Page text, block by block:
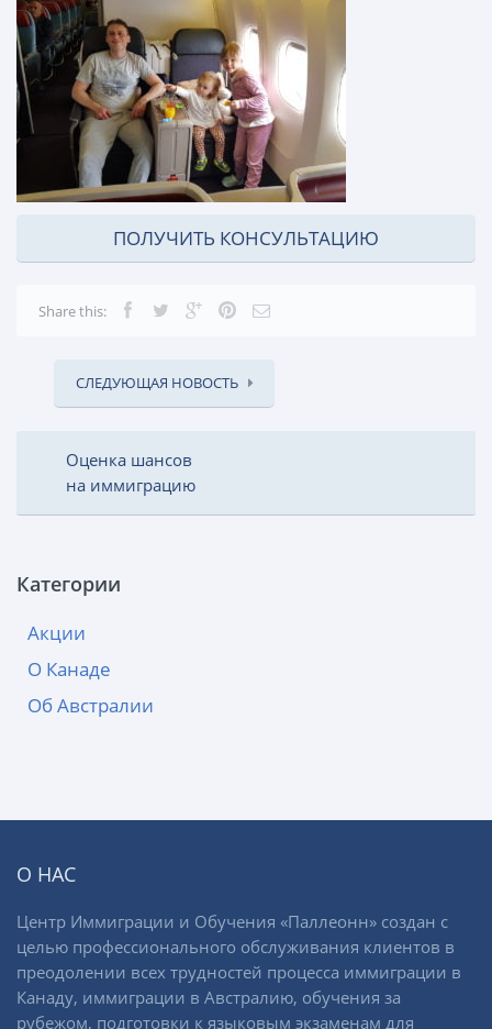
ПОЛУЧИТЬ КОНСУЛЬТАЦИЮ
Share this:
СЛЕДУЮЩАЯ НОВОСТЬ
Оценка шансов
на иммиграцию
Категории
Акции
О Канаде
Об Австралии
О НАС
Центр Иммиграции и Обучения «Паллеонн» создан с
целью профессионального обслуживания клиентов в
преодолении всех трудностей процесса иммиграции в
Канаду, иммиграции в Австралию, обучения за
рубежом, подготовки к языковым экзаменам для